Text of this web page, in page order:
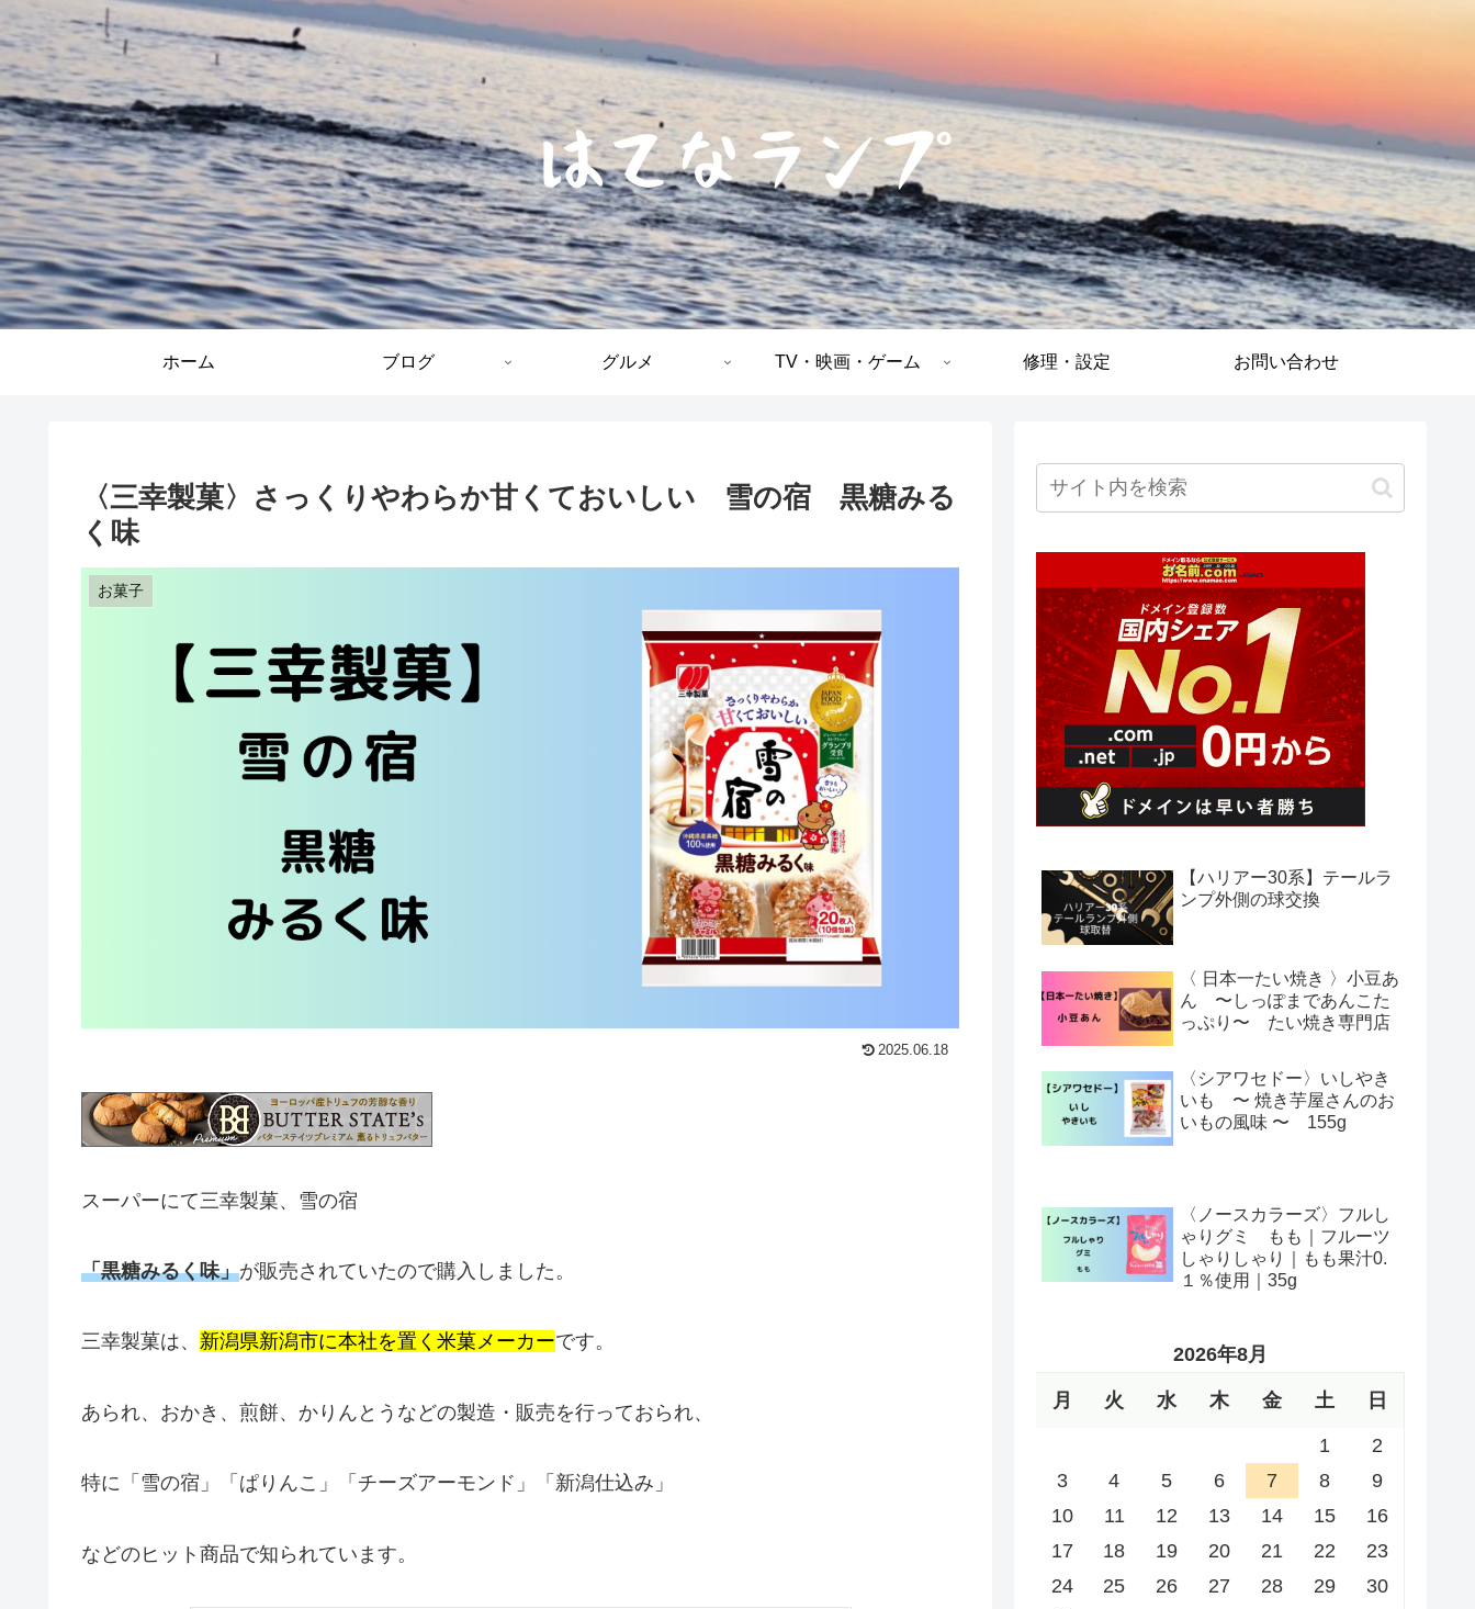
ホーム ブログ グルメ TV・映画・ゲーム 修理・設定 お問い合わせ
〈三幸製菓〉さっくりやわらか甘くておいしい 雪の宿 黒糖みる
く味
お菓子
2025.06.18
スーパーにて三幸製菓、雪の宿
「黒糖みるく味」が販売されていたので購入しました。
三幸製菓は、 新潟県新潟市に本社を置く米菓メーカーです。
あられ、おかき、煎餅、かりんとうなどの製造・販売を行っておられ、
特に「雪の宿」「ぱりんこ」「チーズアーモンド」「新潟仕込み」
などのヒット商品で知られています。
【ハリアー30系】テールラ
ンプ外側の球交換
〈 日本一たい焼き 〉小豆あ
ん 〜しっぽまであんこた
っぷり〜 たい焼き専門店
〈シアワセドー〉いしやき
いも 〜 焼き芋屋さんのお
いもの風味 〜 155g
〈ノースカラーズ〉フルし
ゃりグミ もも｜フルーツ
しゃりしゃり｜もも果汁0.
１％使用｜35g
2026年8月
月 火 水 木 金 土 日
1
2
3
4 5 6 7 8
9
10
11 12 13 14 15
16
17
18 19 20 21 22
23
24
25 26 27 28 29
30